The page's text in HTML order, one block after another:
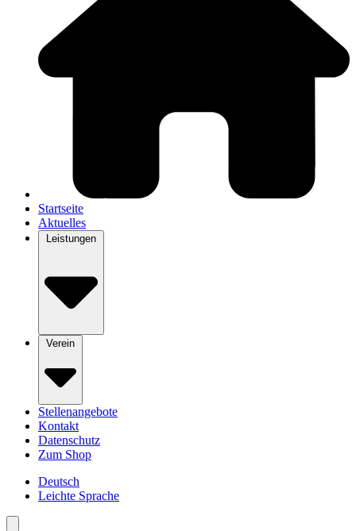
Startseite
Aktuelles
Leistungen
Verein
Stellenangebote
Kontakt
Datenschutz
Zum Shop
Deutsch
Leichte Sprache